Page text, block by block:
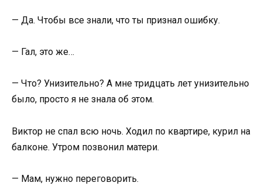
— Да. Чтобы все знали, что ты признал ошибку.
— Гал, это же…
— Что? Унизительно? А мне тридцать лет унизительно
было, просто я не знала об этом.
Виктор не спал всю ночь. Ходил по квартире, курил на
балконе. Утром позвонил матери.
— Мам, нужно переговорить.